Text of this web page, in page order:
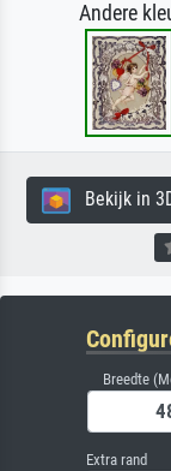
Andere
Bekijk in
Breedte
Extra rand